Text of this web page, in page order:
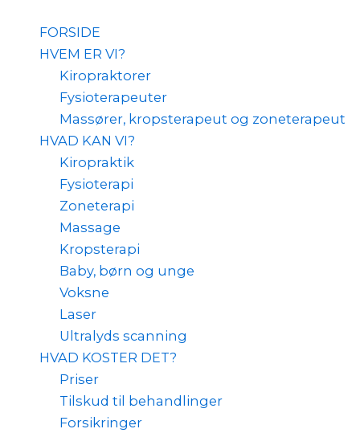
content
FORSIDE
HVEM ER VI?
Kiropraktorer
Fysioterapeuter
Massører, kropsterapeut og zoneterapeut
HVAD KAN VI?
Kiropraktik
Fysioterapi
Zoneterapi
Massage
Kropsterapi
Baby, børn og unge
Voksne
Laser
Ultralyds scanning
HVAD KOSTER DET?
Priser
Tilskud til behandlinger
Forsikringer